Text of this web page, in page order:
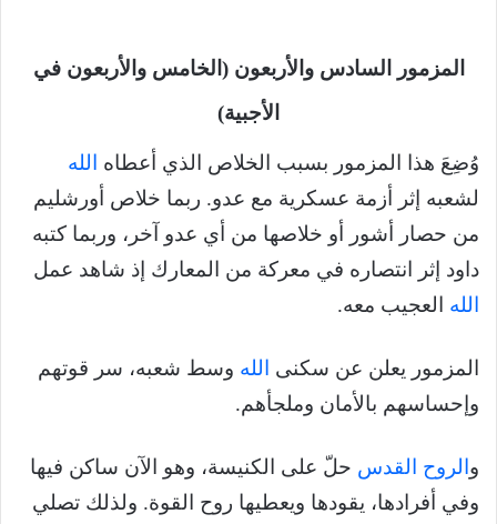
المزمور السادس والأربعون (الخامس والأربعون في
الأجبية)
وُضِعَ هذا المزمور بسبب الخلاص الذي أعطاه
الله
لشعبه إثر أزمة عسكرية مع عدو. ربما خلاص أورشليم
من حصار أشور أو خلاصها من أي عدو آخر، وربما كتبه
داود إثر انتصاره في معركة من المعارك إذ شاهد عمل
الله العجيب معه.
المزمور يعلن عن سكنى الله وسط شعبه، سر قوتهم
وإحساسهم بالأمان وملجأهم.
و الروح القدس حلّ على الكنيسة، وهو الآن ساكن فيها
وفي أفرادها، يقودها ويعطيها روح القوة. ولذلك تصلي